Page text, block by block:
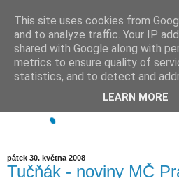
pátek 30. května 2008
Tučňák - noviny MČ
This site uses cookies from
and to analyze traffic. Your IP
shared with Google along with
metrics to ensure quality of
statistics, and to detect and
LEARN MORE